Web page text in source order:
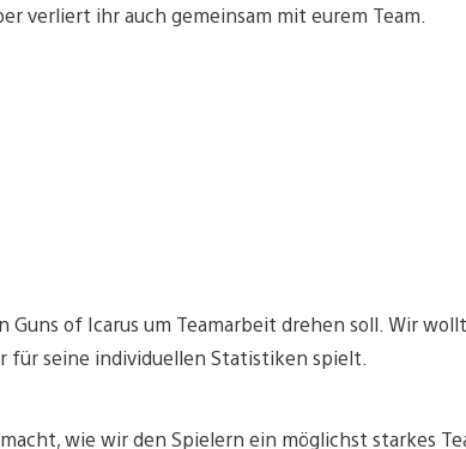
verliert ihr auch gemeinsam mit eurem Team.
Guns of Icarus um Teamarbeit drehen soll. Wir
für seine individuellen Statistiken spielt.
wie wir den Spielern ein möglichst starkes